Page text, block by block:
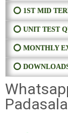
⭕ 1ST MID
⭕ UNIT TEST
⭕ MONTHLY
⭕